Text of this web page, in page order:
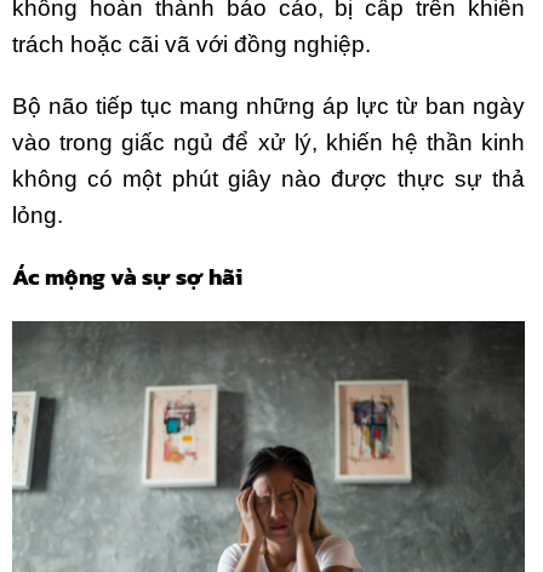
không hoàn thành báo cáo, bị cấp trên khiển
trách hoặc cãi vã với đồng nghiệp.
Bộ não tiếp tục mang những áp lực từ ban ngày
vào trong giấc ngủ để xử lý, khiến hệ thần kinh
không có một phút giây nào được thực sự thả
lỏng.
Ác mộng và sự sợ hãi